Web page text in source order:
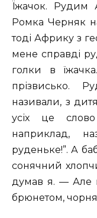
Їжачок. Рудим
Ромка Черняк
тоді Африку з
мене справді
голки в
прізвисько.
називали, з
усіх це
наприклад,
руденьке!”. А
сонячний
думав я. — Але
брюнетом,